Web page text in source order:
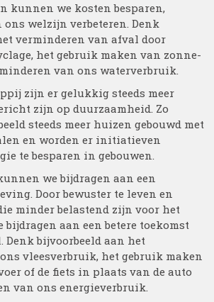
kunnen we kosten besparen,
ons welzijn verbeteren. Denk
verminderen van afval door
het gebruik maken van zonne-
van ons waterverbruik.
zijn er gelukkig steeds meer
zijn op duurzaamheid. Zo
steeds meer huizen gebouwd met
en worden er initiatieven
te besparen in gebouwen.
we bijdragen aan een
Door bewuster te leven en
minder belastend zijn voor het
aan een betere toekomst
Denk bijvoorbeeld aan het
vleesverbruik, het gebruik maken
of de fiets in plaats van de auto
van ons energieverbruik.